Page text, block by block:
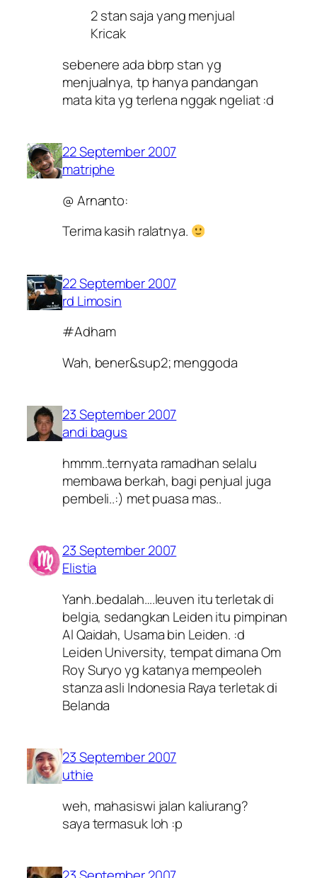
2 stan saja yang menjual
Kricak
sebenere ada bbrp stan yg
menjualnya, tp hanya pandangan
mata kita yg terlena nggak ngeliat :d
22 September 2007
matriphe
@ Arnanto:
Terima kasih ralatnya.
22 September 2007
rd Limosin
#Adham
Wah, bener&sup2; menggoda
23 September 2007
andi bagus
hmmm..ternyata ramadhan selalu
membawa berkah, bagi penjual juga
pembeli..:) met puasa mas..
23 September 2007
Elistia
Yanh..bedalah….leuven itu terletak di
belgia, sedangkan Leiden itu pimpinan
Al Qaidah, Usama bin Leiden. :d
Leiden University, tempat dimana Om
Roy Suryo yg katanya mempeoleh
stanza asli Indonesia Raya terletak di
Belanda
23 September 2007
uthie
weh, mahasiswi jalan kaliurang?
saya termasuk loh :p